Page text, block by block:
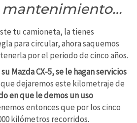
mantenimiento…
tu camioneta, la tienes
para circular, ahora saquemos
por el periodo de cinco años.
Mazda CX-5, se le hagan servicios
dejaremos este kilometraje de
en que le demos un uso
entonces que por los cinco
kilómetros recorridos.